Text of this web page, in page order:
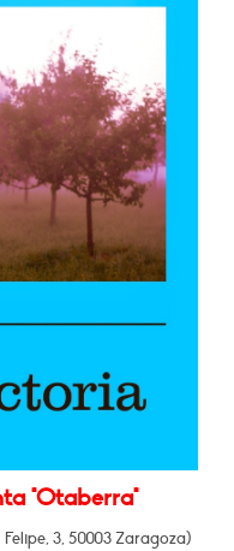
"Otaberra"
3, 50003 Zaragoza)